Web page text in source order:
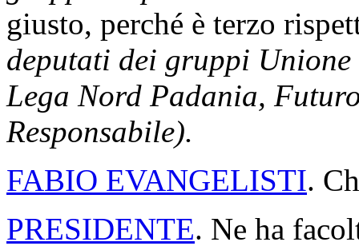
giusto, perché è terzo
deputati dei gruppi
Lega Nord Padania,
Responsabile).
FABIO EVANGELISTI.
PRESIDENTE. Ne ha